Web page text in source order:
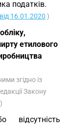
податків.
16.01.2020 )
етилового
згідно із
Закону
)
відсутність